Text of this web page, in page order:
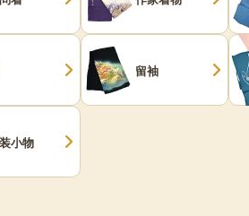
留袖
小物